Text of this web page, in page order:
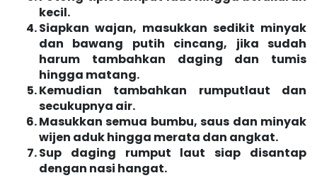
kecil.
Siapkan wajan, masukkan sedikit minyak
dan bawang putih cincang, jika sudah
harum tambahkan daging dan tumis
hingga matang.
Kemudian tambahkan rumputlaut dan
secukupnya air.
Masukkan semua bumbu, saus dan minyak
wijen aduk hingga merata dan angkat.
Sup daging rumput laut siap disantap
dengan nasi hangat.